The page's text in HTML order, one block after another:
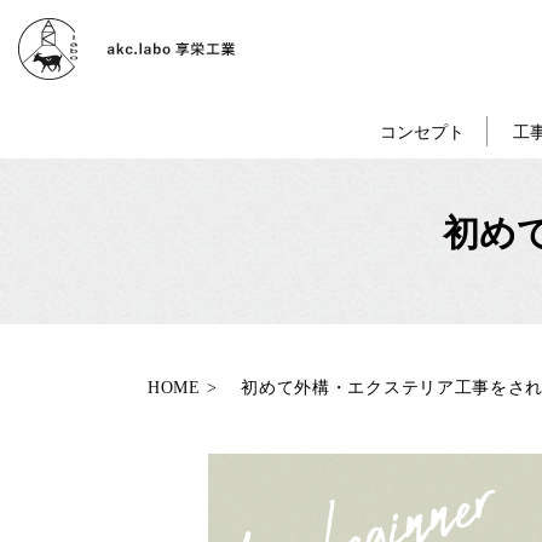
コンセプト 工
初め
HOME 初めて外構・エクステリア工事をさ